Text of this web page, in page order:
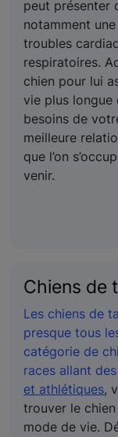
peut présenter
notamment
troubles
respiratoires.
chien pour lui
vie plus longue
besoins de
meilleure
que l’on
venir.
Chiens de
Les chiens de
presque tous
catégorie de
races allant des
et athlétiques,
trouver le
mode de vie.